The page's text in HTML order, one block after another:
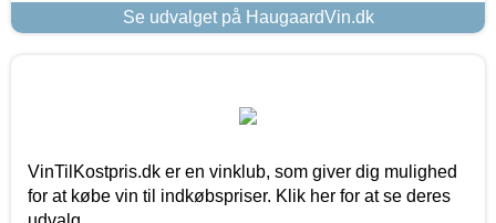
Se udvalget på HaugaardVin.dk
VinTilKostpris.dk er en vinklub, som giver dig mulighed
for at købe vin til indkøbspriser. Klik her for at se deres